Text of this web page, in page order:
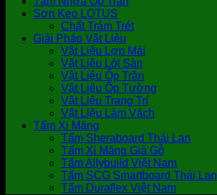
Sơn Keo LOTUS
Chất Trám Trét
Giải Pháp Vật Liệu
Vật Liệu Lợp Mái
Vật Liệu Lót Sàn
Vật Liệu Ốp Trần
Vật Liệu Ốp Tường
Vật Liệu Trang Trí
Vật Liệu Làm Vách
Tấm Xi Măng
Tấm Sheraboard Thái Lan
Tấm Xi Măng Giả Gỗ
Tấm Allybuild Việt Nam
Tấm SCG Smartboard Thái Lan
Tấm Duraflex Việt Nam